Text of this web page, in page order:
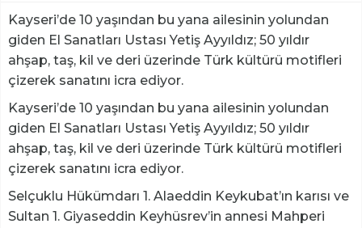
Kayseri’de 10 yaşından bu yana ailesinin yolundan
giden El Sanatları Ustası Yetiş Ayyıldız; 50 yıldır
ahşap, taş, kil ve deri üzerinde Türk kültürü motifleri
çizerek sanatını icra ediyor.
Kayseri’de 10 yaşından bu yana ailesinin yolundan
giden El Sanatları Ustası Yetiş Ayyıldız; 50 yıldır
ahşap, taş, kil ve deri üzerinde Türk kültürü motifleri
çizerek sanatını icra ediyor.
Selçuklu Hükümdarı 1. Alaeddin Keykubat’ın karısı ve
Sultan 1. Giyaseddin Keyhüsrev’in annesi Mahperi